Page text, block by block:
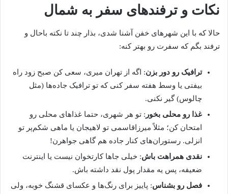
نکات و ترفندهای سفر به شمال
حالا که با این شهرهای خفن آشنا شدی، بذار چند تا نکته باحال و
ترفند بگم که سفرت رو بهتر کنه:
ترافیک رو دور بزن: اگه از تهران میری، سعی کن صبح زود راه
بیفتی یا وسط هفته سفر کنی که تو ترافیک جاده‌ها (مثل
چالوس) گیر نکنی.
غذا رو محلی بخور : تو هر شهری، حتما غذاهای محلی رو
امتحان کن؛ مثلاً میرزاقاسمی تو لاهیجان یا ماهی شکم‌پر تو
انزلی. رستوران‌های کنار جاده هم گاهی جواهرن!
نقدی همراهت باش: خیلی جاها کارتخوان نیست یا اینترنت
ضعیفه، پس یه مقدار پول نقد داشته باش.
فصل رو بشناس: پاییز برای رنگ‌ها و عکسای قشنگ خوبه، ولی